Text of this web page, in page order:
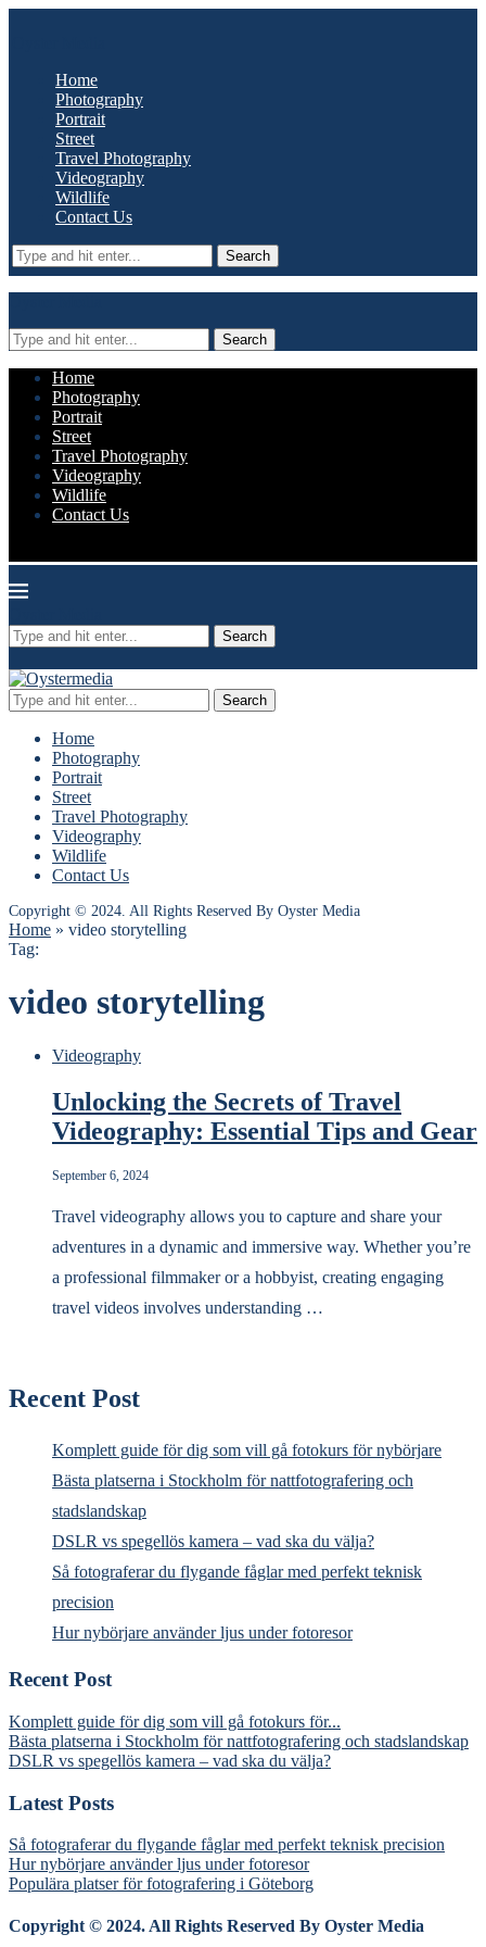
Home
Photography
Portrait
Street
Travel Photography
Videography
Wildlife
Contact Us
Search
Search
Home
Photography
Portrait
Street
Travel Photography
Videography
Wildlife
Contact Us
Search
Search
Home
Photography
Portrait
Street
Travel Photography
Videography
Wildlife
Contact Us
Copyright © 2024. All Rights Reserved By Oyster Media
Home » video storytelling
Tag:
video storytelling
Videography
Unlocking the Secrets of Travel
Videography: Essential Tips and Gear
September 6, 2024
Travel videography allows you to capture and share your
adventures in a dynamic and immersive way. Whether you’re
a professional filmmaker or a hobbyist, creating engaging
travel videos involves understanding …
Recent Post
Komplett guide för dig som vill gå fotokurs för nybörjare
Bästa platserna i Stockholm för nattfotografering och
stadslandskap
DSLR vs spegellös kamera – vad ska du välja?
Så fotograferar du flygande fåglar med perfekt teknisk
precision
Hur nybörjare använder ljus under fotoresor
Recent Post
Komplett guide för dig som vill gå fotokurs för...
Bästa platserna i Stockholm för nattfotografering och stadslandskap
DSLR vs spegellös kamera – vad ska du välja?
Latest Posts
Så fotograferar du flygande fåglar med perfekt teknisk precision
Hur nybörjare använder ljus under fotoresor
Populära platser för fotografering i Göteborg
Copyright © 2024. All Rights Reserved By Oyster Media